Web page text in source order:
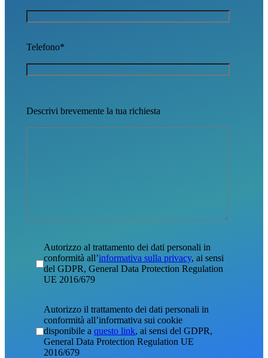
Telefono*
Descrivi brevemente la tua richiesta
Autorizzo al trattamento dei dati personali in
conformità all’informativa sulla privacy, ai sensi
del GDPR, General Data Protection Regulation
UE 2016/679
Autorizzo il trattamento dei dati personali in
conformità all’informativa sui cookie
disponibile a questo link, ai sensi del GDPR,
General Data Protection Regulation UE
2016/679